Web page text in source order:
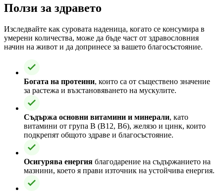
Ползи за здравето
Изследвайте как суровата наденица, когато се консумира в
умерени количества, може да бъде част от здравословния
начин на живот и да допринесе за вашето благосъстояние.
Богата на протеини, които са от съществено значение
за растежа и възстановяването на мускулите.
Съдържа основни витамини и минерали, като
витамини от група B (B12, B6), желязо и цинк, които
подкрепят общото здраве и благосъстояние.
Осигурява енергия благодарение на съдържанието на
мазнини, което я прави източник на устойчива енергия.